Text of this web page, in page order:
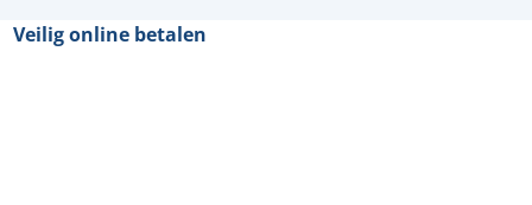
Veilig online betalen